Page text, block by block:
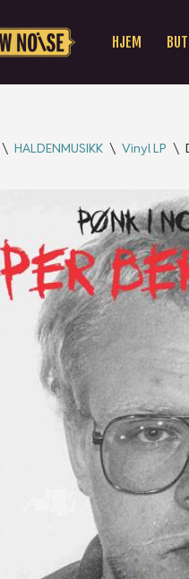
HJEM
\ HALDENMUSIKK \ Vinyl LP \